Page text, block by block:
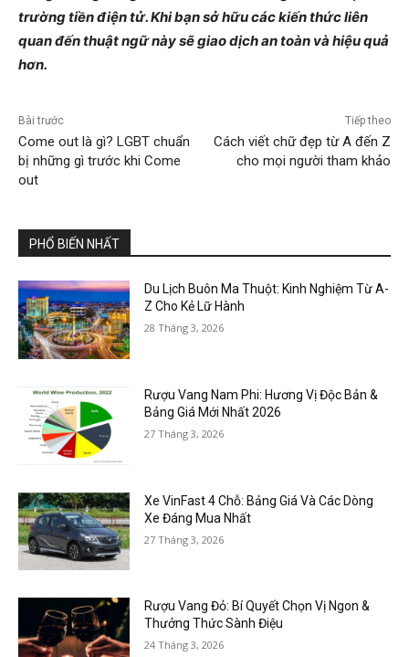
trường tiền điện tử. Khi bạn sở hữu các kiến thức liên
quan đến thuật ngữ này sẽ giao dịch an toàn và hiệu quả
hơn.
Bài trước
Come out là gì? LGBT chuẩn
bị những gì trước khi Come
out
Tiếp theo
Cách viết chữ đẹp từ A đến Z
cho mọi người tham khảo
PHỔ BIẾN NHẤT
Du Lịch Buôn Ma Thuột: Kinh Nghiệm Từ A-
Z Cho Kẻ Lữ Hành
28 Tháng 3, 2026
Rượu Vang Nam Phi: Hương Vị Độc Bản &
Bảng Giá Mới Nhất 2026
27 Tháng 3, 2026
Xe VinFast 4 Chỗ: Bảng Giá Và Các Dòng
Xe Đáng Mua Nhất
27 Tháng 3, 2026
Rượu Vang Đỏ: Bí Quyết Chọn Vị Ngon &
Thưởng Thức Sành Điệu
24 Tháng 3, 2026